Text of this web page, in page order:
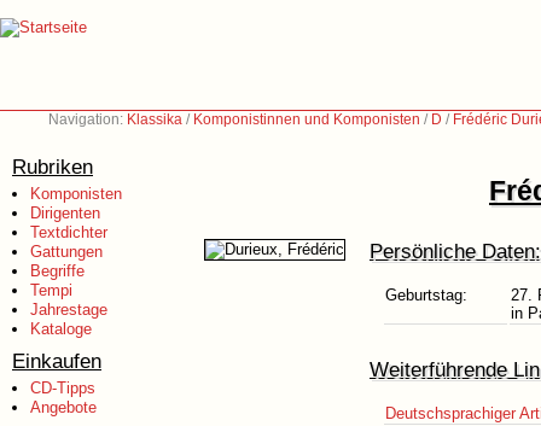
Navigation: Klassika / Komponistinnen und Komponisten / D / Frédéric
Rubriken
Komponisten
Dirigenten
Textdichter
Gattungen
Begriffe
Tempi
Jahrestage
Kataloge
Einkaufen
CD-Tipps
Angebote
Persönliche Daten:
Geburtstag:
27.
in
Weiterführende
Deutschsprachiger